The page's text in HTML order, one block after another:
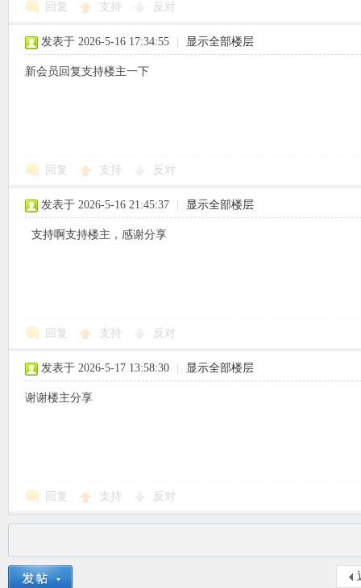
回复 支持 反对
发表于 2026-5-16 17:34:55 显示全部楼层
新会员回复支持楼主一下
回复 支持 反对
发表于 2026-5-16 21:45:37 显示全部楼层
支持啊支持楼主，感谢分享
回复 支持 反对
发表于 2026-5-17 13:58:30 显示全部楼层
谢谢楼主分享
回复 支持 反对